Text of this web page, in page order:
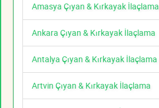
Amasya Çıyan & Kırkayak İlaçlama
Ankara Çıyan & Kırkayak İlaçlama
Antalya Çıyan & Kırkayak İlaçlama
Artvin Çıyan & Kırkayak İlaçlama